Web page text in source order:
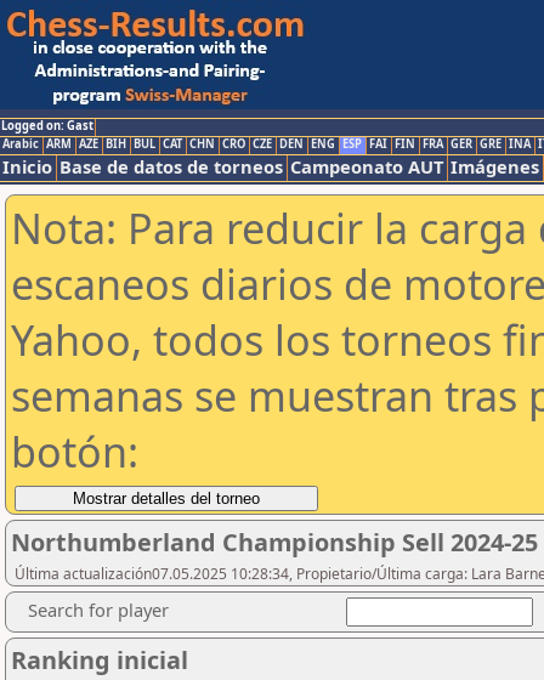
Logged on: Gast
Arabic ARM AZE BIH BUL CAT CHN CRO CZE DEN ENG ESP FAI FIN FRA GER GRE INA
Inicio Base de datos de torneos Campeonato AUT Imágenes
Nota: Para reducir la
escaneos diarios de
Yahoo, todos los torneos
semanas se muestran tras
botón:
Northumberland Championship Sell 2024-25
Última actualización07.05.2025 10:28:34, Propietario/Última carga: Lara
Search for player
Ranking inicial